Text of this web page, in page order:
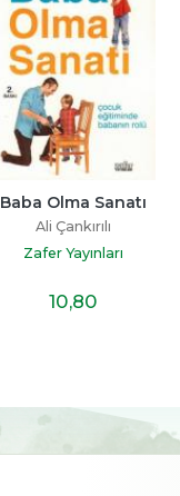
Baba Olma Sanatı
Ali Çankırılı
Zafer Yayınları
10,80